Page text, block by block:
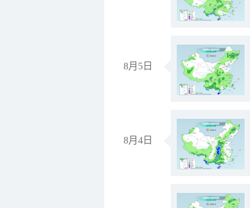
8月5日
8月4日